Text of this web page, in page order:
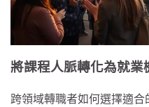
將課程人脈轉化為就業
跨領域轉職者如何選擇適合